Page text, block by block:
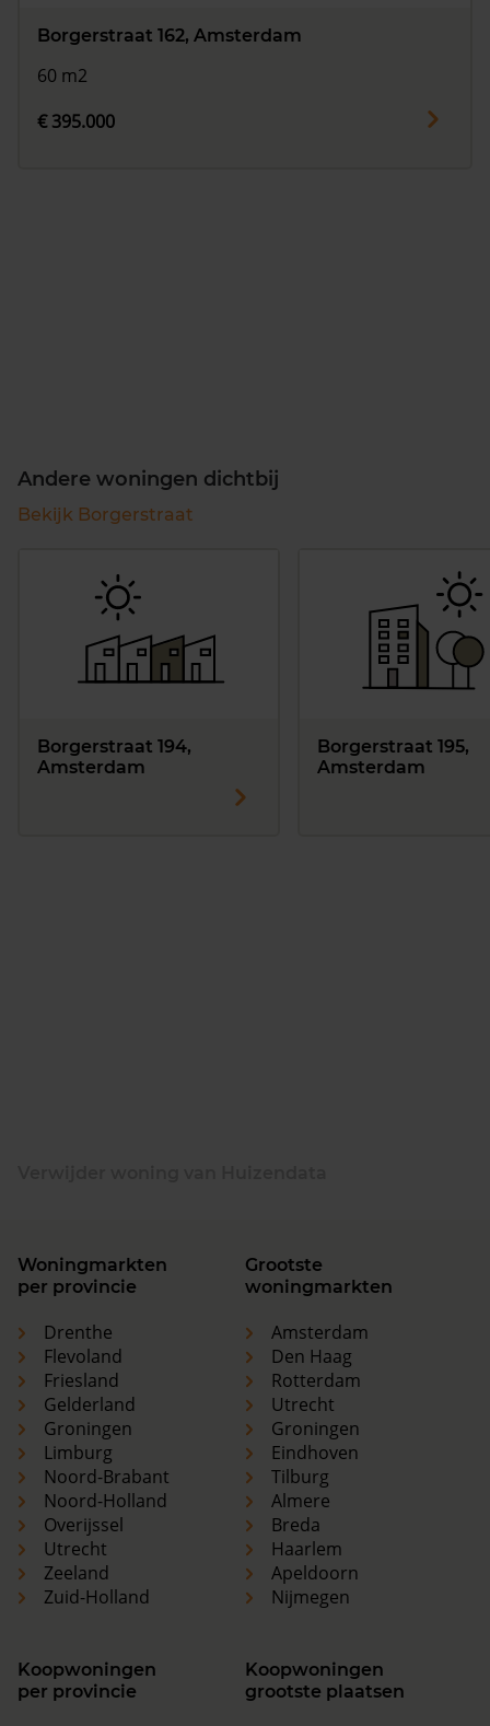
Borgerstraat 162, Amsterdam
60 m2
€ 395.000
Andere woningen dichtbij
Bekijk Borgerstraat
Borgerstraat 194,
Amsterdam
Borgerstraat 195,
Amsterdam
Woningmarkten
per provincie
Drenthe
Flevoland
Friesland
Gelderland
Groningen
Limburg
Noord-Brabant
Noord-Holland
Overijssel
Utrecht
Zeeland
Zuid-Holland
Grootste
woningmarkten
Amsterdam
Den Haag
Rotterdam
Utrecht
Groningen
Eindhoven
Tilburg
Almere
Breda
Haarlem
Apeldoorn
Nijmegen
Koopwoningen
per provincie
Koopwoningen
grootste plaatsen